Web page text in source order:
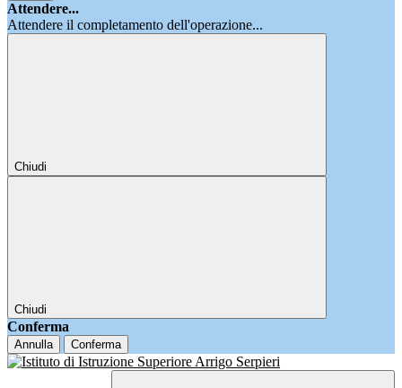
Attendere...
Attendere il completamento dell'operazione...
Chiudi
Chiudi
Conferma
Annulla Conferma